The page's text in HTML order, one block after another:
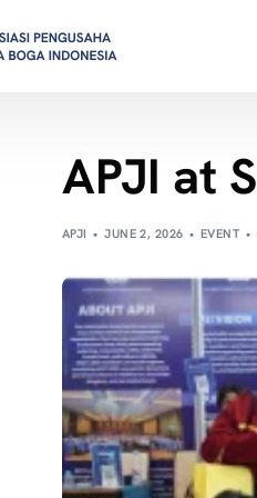
APJI at
APJI JUNE 2, 2026 EVENT